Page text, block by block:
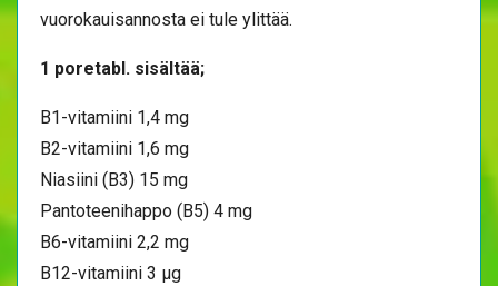
vuorokauisannosta ei tule ylittää.
1 poretabl. sisältää;
B1-vitamiini 1,4 mg
B2-vitamiini 1,6 mg
Niasiini (B3) 15 mg
Pantoteenihappo (B5) 4 mg
B6-vitamiini 2,2 mg
B12-vitamiini 3 μg